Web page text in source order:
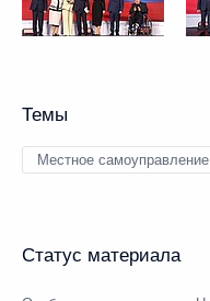
Темы
Местное самоуправление
Статус материала